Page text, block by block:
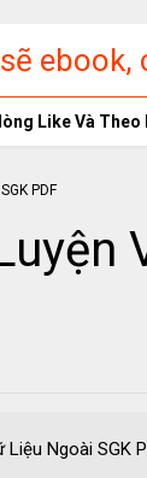
ebook,
phí
Like Và Theo
Liệu